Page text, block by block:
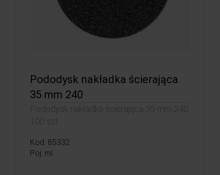
Pododysk nakładka ścierająca
35 mm 240
Pododysk nakładka ścierająca 35 mm 240
100 szt.
Kod: 85332
Poj: ml